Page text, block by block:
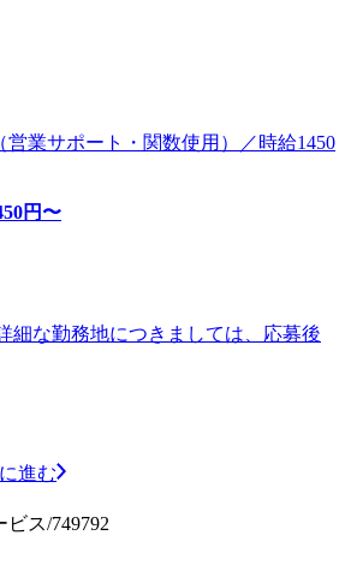
営業サポート・関数使用）／時給1450
円〜
細な勤務地につきましては、応募後
進む
ス/749792